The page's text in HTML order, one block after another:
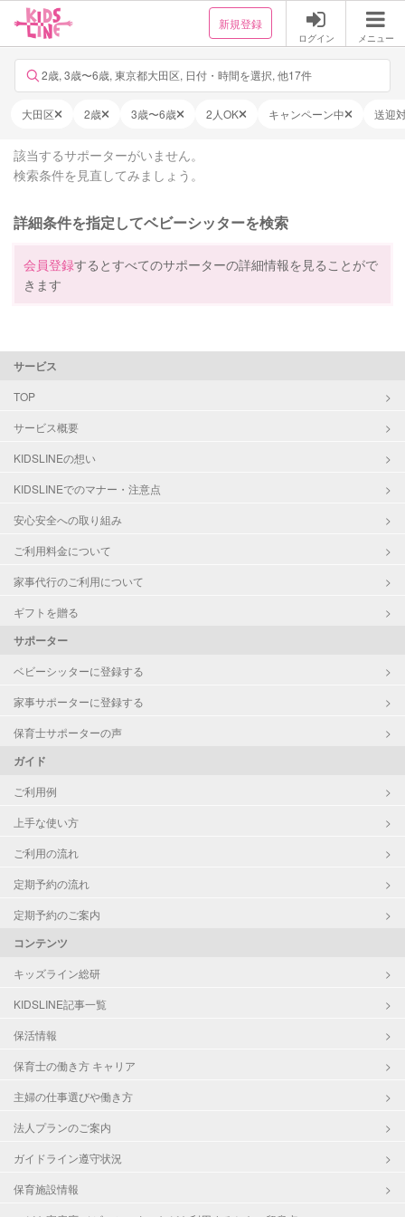
新規登録
ログイン メニュー
2歳, 3歳〜6歳, 東京都大田区, 日付・時間を選択, 他17件
大田区 2歳 3歳〜6歳 2人OK キャンペーン中 送迎
該当するサポーターがいません。
検索条件を見直してみましょう。
詳細条件を指定してベビーシッターを検索
会員登録するとすべてのサポーターの詳細情報を見ることがで
きます
サービス
TOP
サービス概要
KIDSLINEの想い
KIDSLINEでのマナー・注意点
安心安全への取り組み
ご利用料金について
家事代行のご利用について
ギフトを贈る
サポーター
ベビーシッターに登録する
家事サポーターに登録する
保育士サポーターの声
ガイド
ご利用例
上手な使い方
ご利用の流れ
定期予約の流れ
定期予約のご案内
コンテンツ
キッズライン総研
KIDSLINE記事一覧
保活情報
保育士の働き方 キャリア
主婦の仕事選びや働き方
法人プランのご案内
ガイドライン遵守状況
保育施設情報